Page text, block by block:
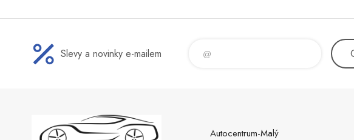
Slevy a novinky e-mailem
Autocentrum-Malý